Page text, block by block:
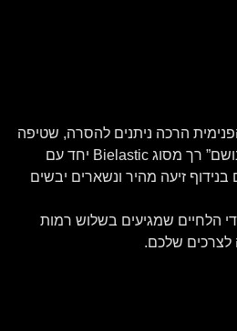
הרכה ניתנים להסרה, שטיפה
ונחלפה. הם עשויים מבד “נושם” רך מסוג Bielastic יחד עם
בנידוף זיעה מהיר ונשארים יבשים
הלחיים שמגיעים בשלוש רמות
לצרכים שלכם.